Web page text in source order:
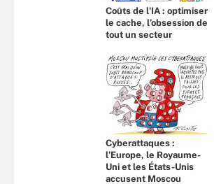
Coûts de l'IA : optimiser
le cache, l’obsession de
tout un secteur
Cyberattaques :
l’Europe, le Royaume-
Uni et les États-Unis
accusent Moscou